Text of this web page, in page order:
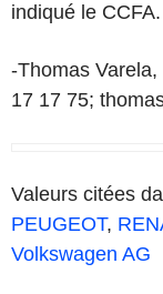
indiqué le CCFA.
-Thomas
17 17 75;
Valeurs citées
PEUGEOT,
Volkswagen AG